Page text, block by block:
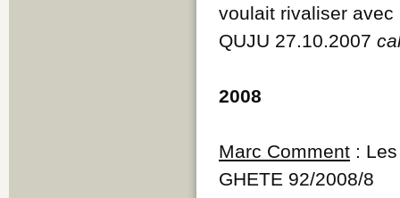
voulait rivaliser avec
QUJU 27.10.2007
2008
Marc Comment :
GHETE 92/2008/8